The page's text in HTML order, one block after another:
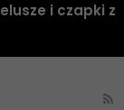
i czapki z